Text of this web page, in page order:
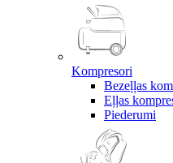
Kompresori
Bezeļļas
Eļļas
Piederumi